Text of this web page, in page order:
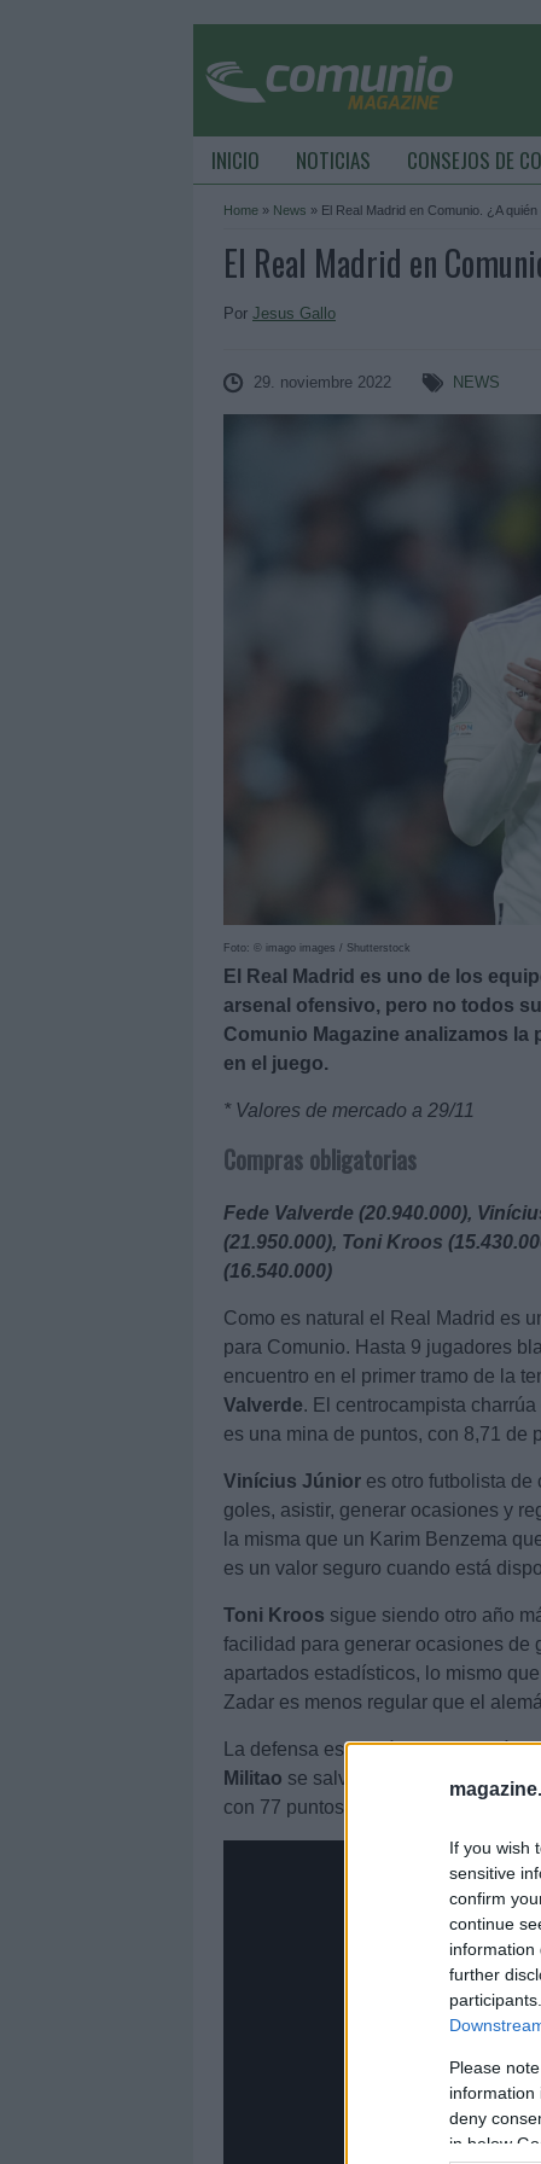
If you wish
sensitive
confirm
continue
information
further
Please
information
deny
in below
INICIO NOTICIAS CONSEJOS DE
Home » News » El Real Madrid en Comunio. ¿A
El Real Madrid en
Por Jesus Gallo
29. noviembre 2022 NEWS
Foto: © imago images / Shutterstock
El Real Madrid es uno de los
arsenal ofensivo, pero no todos
Comunio Magazine analizamos
en el juego.
* Valores de mercado a 29/11
Compras obligatorias
Fede Valverde (20.940.000),
(21.950.000), Toni Kroos
(16.540.000)
Como es natural el Real Madrid es
para Comunio. Hasta 9 jugadores
encuentro en el primer tramo de la
Valverde. El centrocampista
es una mina de puntos, con 8,71 de
Vinícius Júnior es otro futbolista
goles, asistir, generar ocasiones y
la misma que un Karim Benzema
es un valor seguro cuando está
Toni Kroos sigue siendo otro año
facilidad para generar ocasiones de
apartados estadísticos, lo mismo
Zadar es menos regular que el
La defensa es quizás el punto más
Militao se salva de la quema. El
con 77 puntos y una media de 6,42.